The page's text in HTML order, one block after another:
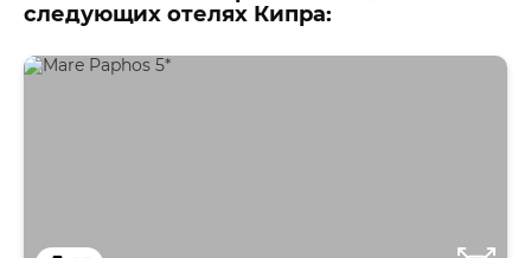
следующих отелях Кипра: